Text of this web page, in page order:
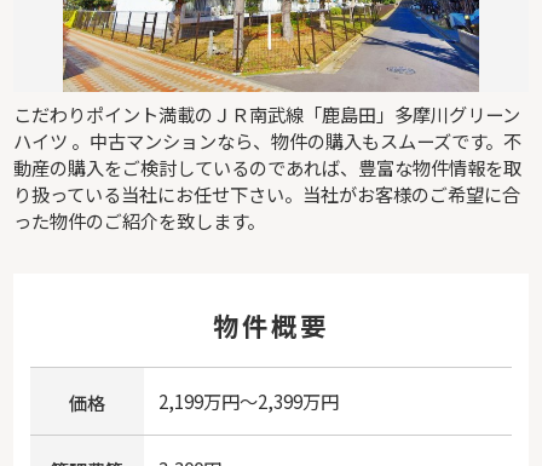
こだわりポイント満載のＪＲ南武線「鹿島田」多摩川グリーン
ハイツ 。中古マンションなら、物件の購入もスムーズです。不
動産の購入をご検討しているのであれば、豊富な物件情報を取
り扱っている当社にお任せ下さい。当社がお客様のご希望に合
った物件のご紹介を致します。
物件概要
価格 2,199万円～2,399万円